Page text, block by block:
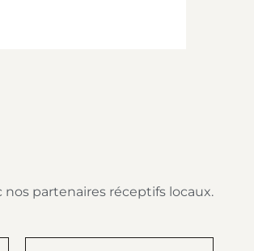
partenaires réceptifs locaux.